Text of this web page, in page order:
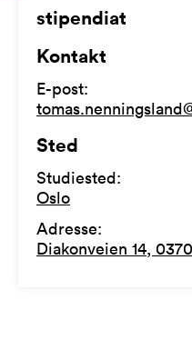
stipendiat
Kontakt
E-post:
Sted
Studiested:
Oslo
Adresse:
Diakonveien 14,